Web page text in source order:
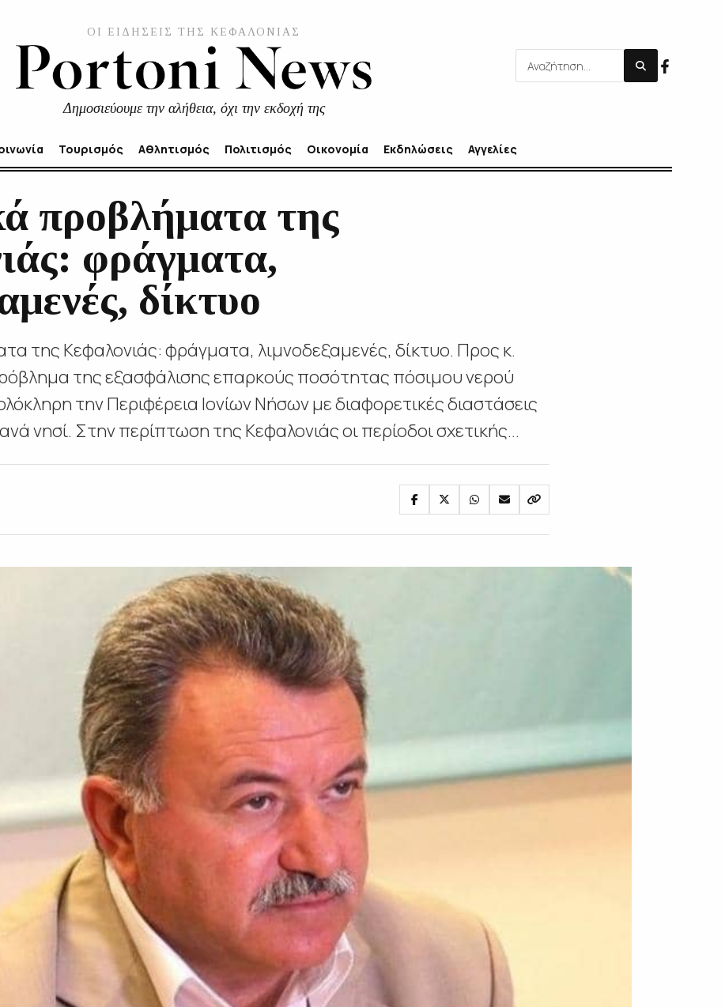
ΟΙ ΕΙΔΗΣΕΙΣ ΤΗΣ ΚΕΦΑΛΟΝΙΑΣ
Δημοσιεύουμε την αλήθεια, όχι την εκδοχή της
Τουρισμός Αθλητισμός Πολιτισμός Οικονομία Εκδηλώσεις Αγγελίες
προβλήματα της
φράγματα,
δίκτυο
της Κεφαλονιάς: φράγματα, λιμνοδεξαμενές, δίκτυο. Προς κ.
της εξασφάλισης επαρκούς ποσότητας πόσιμου νερού
την Περιφέρεια Ιονίων Νήσων με διαφορετικές διαστάσεις
νησί. Στην περίπτωση της Κεφαλονιάς οι περίοδοι σχετικής...